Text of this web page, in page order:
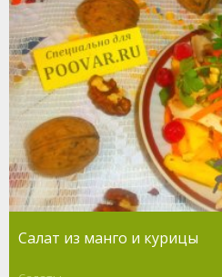
Салат из манго и курицы